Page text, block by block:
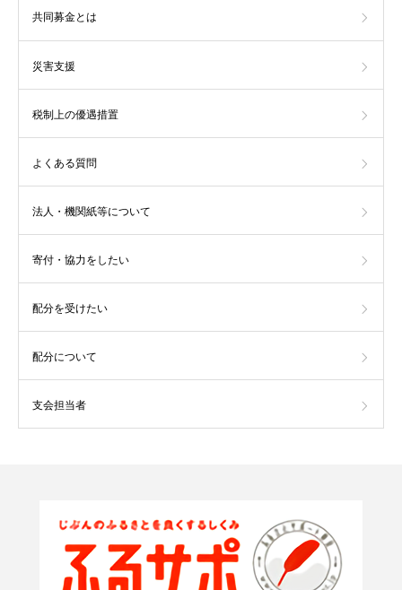
共同募金とは
災害支援
税制上の優遇措置
よくある質問
法人・機関紙等について
寄付・協力をしたい
配分を受けたい
配分について
支会担当者